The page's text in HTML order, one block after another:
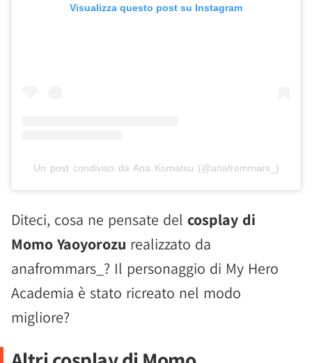
Visualizza questo post su Instagram
Un post condiviso da Ana Komatsu (@anafrommars_)
Diteci, cosa ne pensate del cosplay di
Momo Yaoyorozu realizzato da
anafrommars_? Il personaggio di My Hero
Academia è stato ricreato nel modo
migliore?